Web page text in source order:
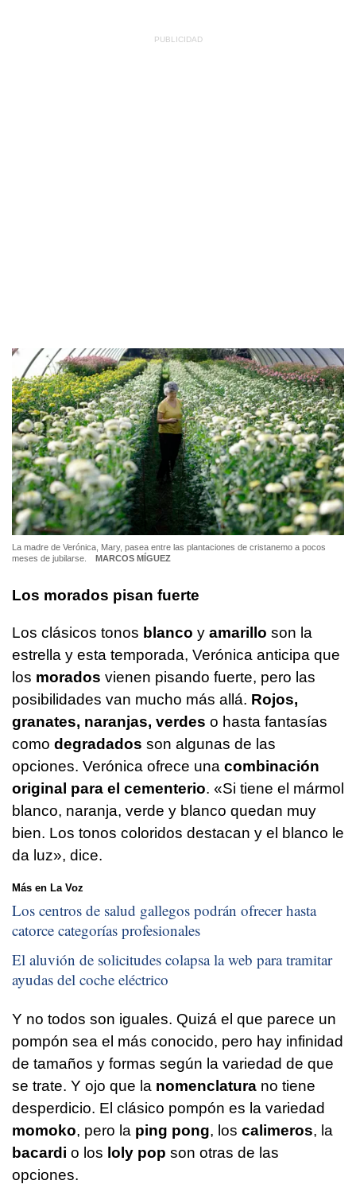
La madre de Verónica, Mary, pasea entre las plantaciones de cristanemo a pocos
meses de jubilarse.
MARCOS MÍGUEZ
Los morados pisan fuerte
Los clásicos tonos blanco y amarillo son la
estrella y esta temporada, Verónica anticipa que
los morados vienen pisando fuerte, pero las
posibilidades van mucho más allá. Rojos,
granates, naranjas, verdes o hasta fantasías
como degradados son algunas de las
opciones. Verónica ofrece una combinación
original para el cementerio. «Si tiene el mármol
blanco, naranja, verde y blanco quedan muy
bien. Los tonos coloridos destacan y el blanco le
da luz», dice.
Más en La Voz
Los centros de salud gallegos podrán ofrecer hasta
catorce categorías profesionales
El aluvión de solicitudes colapsa la web para tramitar
ayudas del coche eléctrico
Y no todos son iguales. Quizá el que parece un
pompón sea el más conocido, pero hay infinidad
de tamaños y formas según la variedad de que
se trate. Y ojo que la nomenclatura no tiene
desperdicio. El clásico pompón es la variedad
momoko, pero la ping pong, los calimeros, la
bacardi o los loly pop son otras de las
opciones.